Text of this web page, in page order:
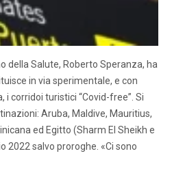
della Salute, Roberto Speranza, ha
in via sperimentale, e con
corridoi turistici “Covid-free”. Si
Aruba, Maldive, Mauritius,
ed Egitto (Sharm El Sheikh e
2022 salvo proroghe. «Ci sono